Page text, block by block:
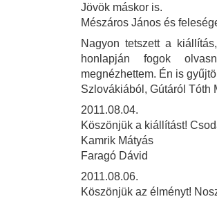
Jövök máskor is.
Mészáros János és
Nagyon tetszett a
honlapján fogok
megnézhettem. Én is
Szlovákiából, Gútáról Tóth
2011.08.04.
Köszönjük a kiállítást!
Kamrik Mátyás
Faragó Dávid
2011.08.06.
Köszönjük az élményt!